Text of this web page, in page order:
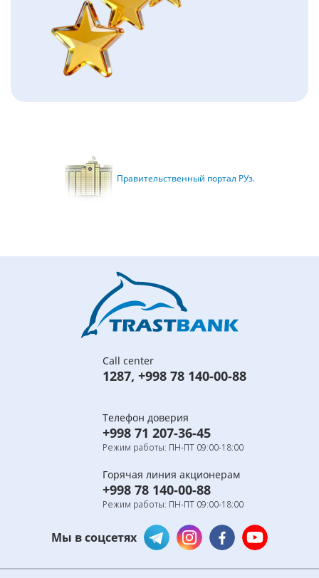
Правительственный портал РУз.
Call center
1287, +998 78 140-00-88
Телефон доверия
+998 71 207-36-45
Режим работы: ПН-ПТ 09:00-18:00
Горячая линия акционерам
+998 78 140-00-88
Режим работы: ПН-ПТ 09:00-18:00
Мы в соцсетях